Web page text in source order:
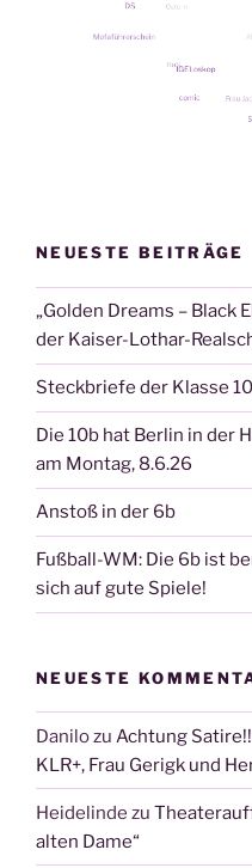
NEUESTE BEITRÄGE
„Golden Dreams – Black
der Kaiser-Lothar-
Steckbriefe der Klasse
Die 10b hat Berlin in der
am Montag, 8.6.26
Anstoß in der 6b
Fußball-WM: Die 6b ist
sich auf gute Spiele!
NEUESTE
Danilozu Achtung
KLR+, Frau Gerigk und
Heidelinde zu
alten Dame“